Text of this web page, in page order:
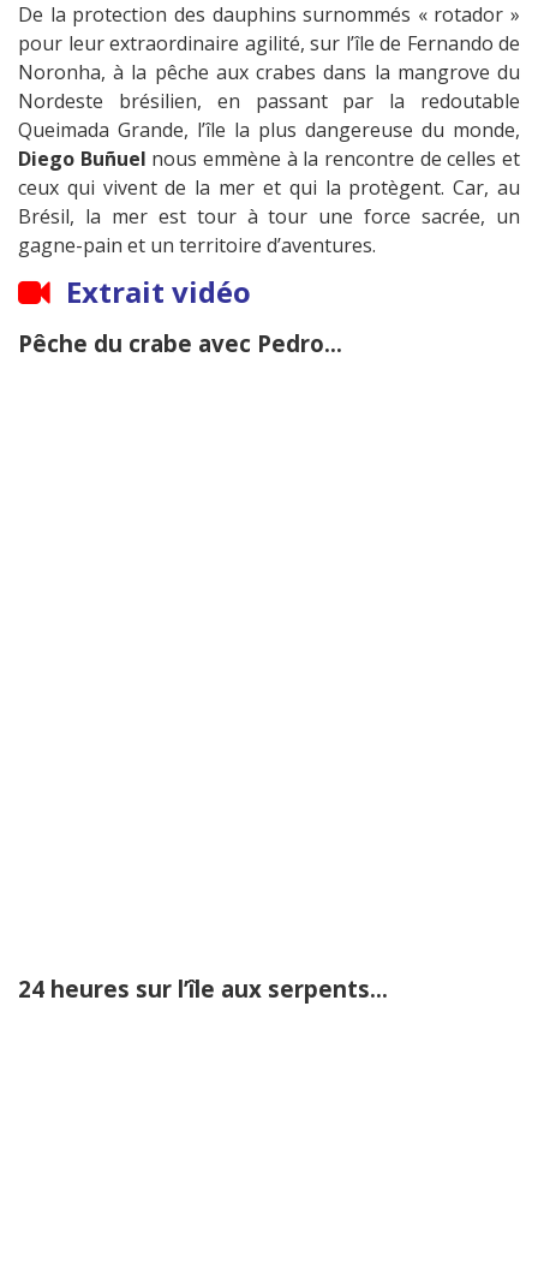
De la protection des dauphins surnommés « rotador »
pour leur extraordinaire agilité, sur l’île de Fernando de
Noronha, à la pêche aux crabes dans la mangrove du
Nordeste brésilien, en passant par la redoutable
Queimada Grande, l’île la plus dangereuse du monde,
Diego Buñuel nous emmène à la rencontre de celles et
ceux qui vivent de la mer et qui la protègent. Car, au
Brésil, la mer est tour à tour une force sacrée, un
gagne-pain et un territoire d’aventures.
Extrait vidéo
Pêche du crabe avec Pedro...
24 heures sur l’île aux serpents...